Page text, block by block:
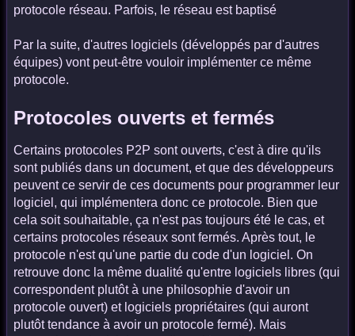
protocole réseau. Parfois, le réseau est baptisé
Par la suite, d'autres logiciels (développés par d'autres
équipes) vont peut-être vouloir implémenter ce même
protocole.
Protocoles ouverts et fermés
Certains protocoles P2P sont ouverts, c'est à dire qu'ils
sont publiés dans un document, et que des développeurs
peuvent ce servir de ces documents pour programmer leur
logiciel, qui implémentera donc ce protocole. Bien que
cela soit souhaitable, ça n'est pas toujours été le cas, et
certains protocoles réseaux sont fermés. Après tout, le
protocole n'est qu'une partie du code d'un logiciel. On
retrouve donc la même dualité qu'entre logiciels libres (qui
correspondent plutôt à une philosophie d'avoir un
protocole ouvert) et logiciels propriétaires (qui auront
plutôt tendance à avoir un protocole fermé). Mais